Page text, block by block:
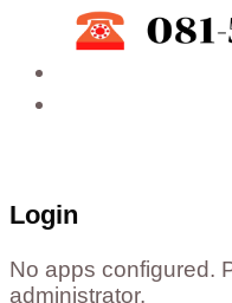
Login
No apps configured.
administrator.